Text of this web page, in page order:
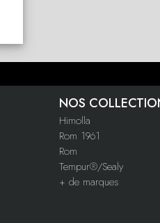
NOS
Himolla
Rom 1961
Rom
Tempur®/Sealy
+ de marques